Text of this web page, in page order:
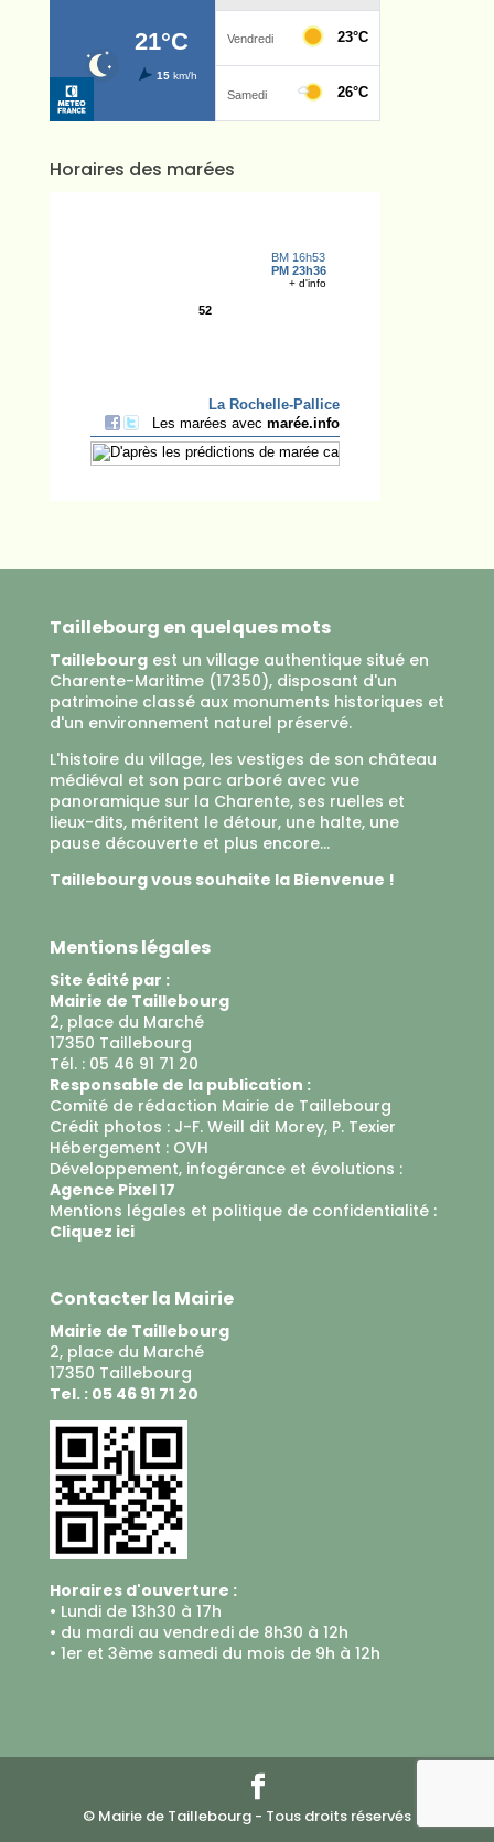
Horaires des marées
Taillebourg en quelques mots
Taillebourgest un village authentique situé en
Charente-Maritime (17350), disposant d'un
patrimoine classé aux monuments historiques et
d'un environnement naturel préservé.
L'histoire du village, les vestiges de son château
médiéval et son parc arboré avec vue
panoramique sur la Charente, ses ruelles et
lieux-dits, méritent le détour, une halte, une
pause découverte et plus encore...
Taillebourg vous souhaite la Bienvenue !
Mentions légales
Site édité par :
Mairie de Taillebourg
2, place du Marché
17350 Taillebourg
Tél. : 05 46 91 71 20
Responsable de la publication :
Comité de rédaction Mairie de Taillebourg
Crédit photos : J-F. Weill dit Morey, P. Texier
Hébergement : OVH
Développement, infogérance et évolutions :
Agence Pixel 17
Mentions légales et politique de confidentialité :
Cliquez ici
Contacter la Mairie
Mairie de Taillebourg
2, place du Marché
17350 Taillebourg
Tel. : 05 46 91 71 20
Horaires d'ouverture :
• Lundi de 13h30 à 17h
• du mardi au vendredi de 8h30 à 12h
• 1er et 3ème samedi du mois de 9h à 12h
© Mairie de Taillebourg - Tous droits réservés